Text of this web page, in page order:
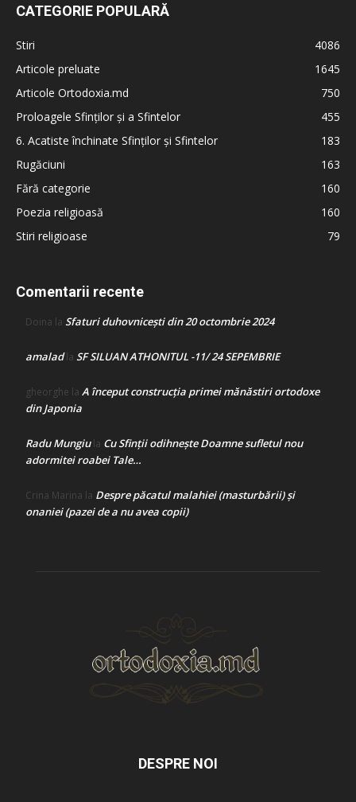
CATEGORIE POPULARĂ
Stiri
4086
Articole preluate
1645
Articole Ortodoxia.md
750
Proloagele Sfinților și a Sfintelor
455
6. Acatiste închinate Sfinților și Sfintelor
183
Rugăciuni
163
Fără categorie
160
Poezia religioasă
160
Stiri religioase
79
Comentarii recente
Doina la Sfaturi duhovnicești din 20 octombrie 2024
amaladla SF SILUAN ATHONITUL -11/ 24 SEPEMBRIE
gheorghe la A început construcţia primei mănăstiri ortodoxe
din Japonia
Radu Mungiula Cu Sfinții odihnește Doamne sufletul nou
adormitei roabei Tale…
Crina Marina la Despre păcatul malahiei (masturbării) şi
onaniei (pazei de a nu avea copii)
DESPRE NOI